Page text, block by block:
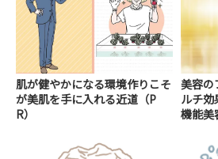
肌が健やかになる環境作りこそ
が美肌を手に入れる近道（P
R）
美容の
ルチ効
機能美